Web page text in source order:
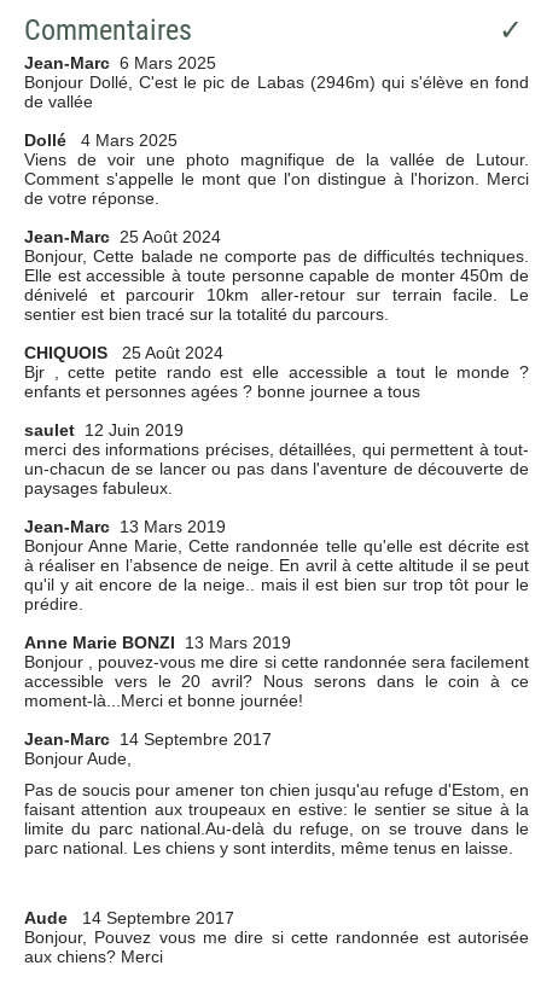
Commentaires ✓
Jean-Marc 6 Mars 2025
Bonjour Dollé, C'est le pic de Labas (2946m) qui s'élève en fond
de vallée
Dollé
4 Mars 2025
Viens de voir une photo magnifique de la vallée de Lutour.
Comment s'appelle le mont que l'on distingue à l'horizon. Merci
de votre réponse.
Jean-Marc 25 Août 2024
Bonjour, Cette balade ne comporte pas de difficultés techniques.
Elle est accessible à toute personne capable de monter 450m de
dénivelé et parcourir 10km aller-retour sur terrain facile. Le
sentier est bien tracé sur la totalité du parcours.
CHIQUOIS
25 Août 2024
Bjr , cette petite rando est elle accessible a tout le monde ?
enfants et personnes agées ? bonne journee a tous
saulet 12 Juin 2019
merci des informations précises, détaillées, qui permettent à tout-
un-chacun de se lancer ou pas dans l'aventure de découverte de
paysages fabuleux.
Jean-Marc 13 Mars 2019
Bonjour Anne Marie, Cette randonnée telle qu'elle est décrite est
à réaliser en l’absence de neige. En avril à cette altitude il se peut
qu'il y ait encore de la neige.. mais il est bien sur trop tôt pour le
prédire.
Anne Marie BONZI
13 Mars 2019
Bonjour , pouvez-vous me dire si cette randonnée sera facilement
accessible vers le 20 avril? Nous serons dans le coin à ce
moment-là...Merci et bonne journée!
Jean-Marc 14 Septembre 2017
Bonjour Aude,
Pas de soucis pour amener ton chien jusqu'au refuge d'Estom, en
faisant attention aux troupeaux en estive: le sentier se situe à la
limite du parc national.Au-delà du refuge, on se trouve dans le
parc national. Les chiens y sont interdits, même tenus en laisse.
Aude
14 Septembre 2017
Bonjour, Pouvez vous me dire si cette randonnée est autorisée
aux chiens? Merci